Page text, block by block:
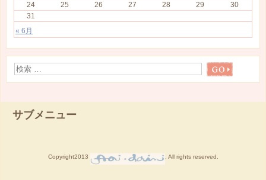
« 6月
24
25 26 27 28 29
30
31
サブメニュー
Copyright2013 , All rights reserved.